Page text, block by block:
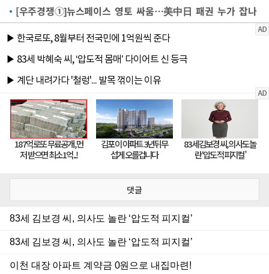
[우주경쟁①]뉴스페이스 영토 싸움…美中日 패권 누가 잡나
댓글